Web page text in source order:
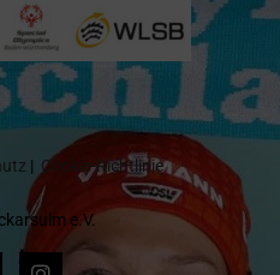
| Cookie-Richtlinie
e.V.